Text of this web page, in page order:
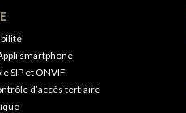
smartphone
SIP et ONVIF
d’accès tertiaire